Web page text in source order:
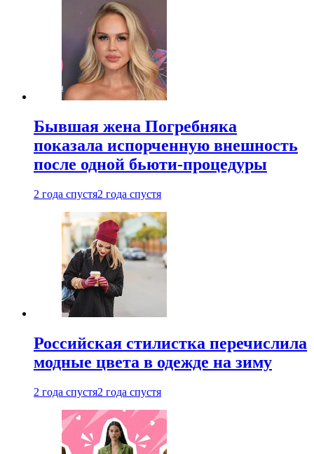
Бывшая жена Погребняка
показала испорченную внешность
после одной бьюти-процедуры
2 года спустя2 года спустя
Российская стилистка перечислила
модные цвета в одежде на зиму
2 года спустя2 года спустя